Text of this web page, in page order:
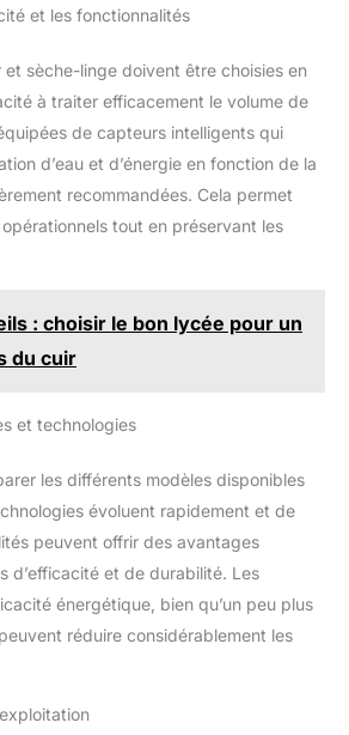
et les fonctionnalités
et sèche-linge doivent être choisies en
à traiter efficacement le volume de
de capteurs intelligents qui
d’eau et d’énergie en fonction de la
recommandées. Cela permet
tout en préservant les
: choisir le bon lycée pour un
du cuir
et technologies
les différents modèles disponibles
évoluent rapidement et de
peuvent offrir des avantages
d’efficacité et de durabilité. Les
énergétique, bien qu’un peu plus
réduire considérablement les